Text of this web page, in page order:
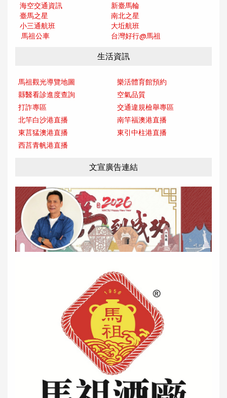
海空交通資訊
新臺馬輪
臺馬之星
南北之星
小三通航班
大坵航班
馬祖公車
台灣好行@馬祖
生活資訊
馬祖觀光導覽地圖
樂活體育館預約
縣醫看診進度查詢
空氣品質
打詐專區
交通違規檢舉專區
北竿白沙港直播
南竿福澳港直播
東莒猛澳港直播
東引中柱港直播
西莒青帆港直播
文宣廣告連結